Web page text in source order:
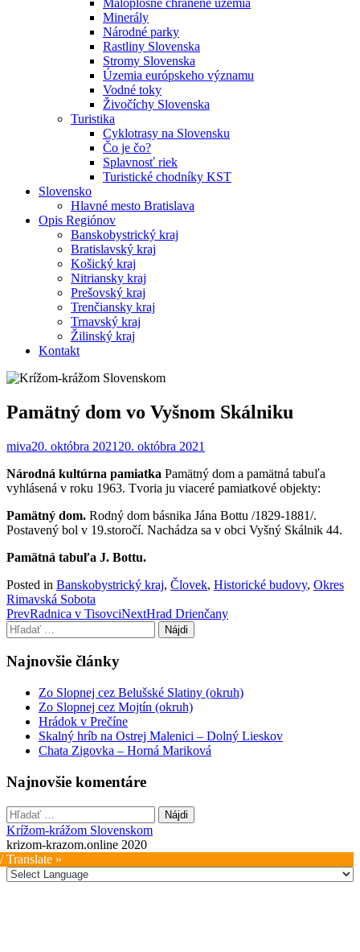
Minerály
Národné parky
Rastliny Slovenska
Stromy Slovenska
Územia európskeho významu
Vodné toky
Živočíchy Slovenska
Turistika
Cyklotrasy na Slovensku
Čo je čo?
Splavnosť riek
Turistické chodníky KST
Slovensko
Hlavné mesto Bratislava
Opis Regiónov
Banskobystrický kraj
Bratislavský kraj
Košický kraj
Nitriansky kraj
Prešovský kraj
Trenčiansky kraj
Trnavský kraj
Žilinský kraj
Kontakt
Pamätný dom vo Vyšnom Skálniku
miva20. októbra 2021 20. októbra 2021
Národná kultúrna pamiatka Pamätný dom a pamätná tabuľa
vyhlásená v roku 1963. Tvoria ju viaceré pamiatkové objekty:
Pamätný dom. Rodný dom básnika Jána Bottu /1829-1881/.
Postavený bol v 19.storočí. Nachádza sa v obci Vyšný Skálnik 44.
Pamätná tabuľa J. Bottu.
Posted in Banskobystrický kraj, Človek, Historické budovy, Okres
Rimavská Sobota
Post
navigation
PrevRadnica v TisovciNextHrad Drienčany
Hľadať:
Najnovšie články
Zo Slopnej cez Belušské Slatiny (okruh)
Zo Slopnej cez Mojtín (okruh)
Hrádok v Prečíne
Skalný hríb na Ostrej Malenici – Dolný Lieskov
Chata Zigovka – Horná Mariková
Najnovšie komentáre
Hľadať:
Krížom-krážom Slovenskom
krizom-krazom.online 2020
Translate »